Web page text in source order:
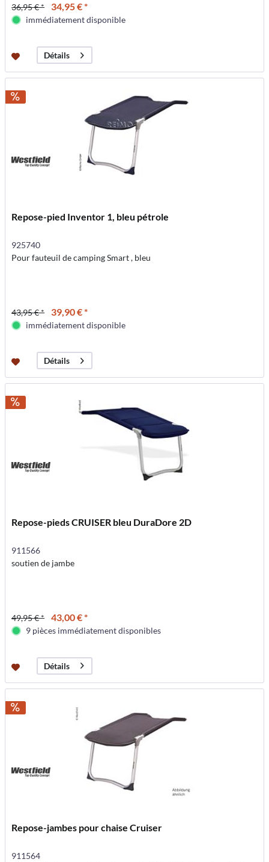
36,95 € * 34,95 € *
immédiatement disponible
Détails
Repose-pied Inventor 1, bleu pétrole
925740
Pour fauteuil de camping Smart , bleu
43,95 € * 39,90 € *
immédiatement disponible
Détails
Repose-pieds CRUISER bleu DuraDore 2D
911566
soutien de jambe
49,95 € * 43,00 € *
9 pièces immédiatement disponibles
Détails
Repose-jambes pour chaise Cruiser
911564